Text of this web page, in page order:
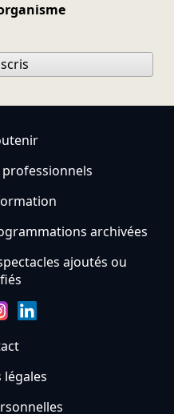
professionnels
archivées
ajoutés ou